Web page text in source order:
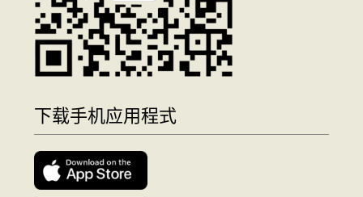
下载手机应用程式